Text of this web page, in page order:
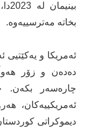
بخاتە مەترسییەوە.
ئەمریکا و یەکێتیی
دەدەن و زۆر
چارەسەر بکەن.
ئەمریکییەکان،
دیموکراتی